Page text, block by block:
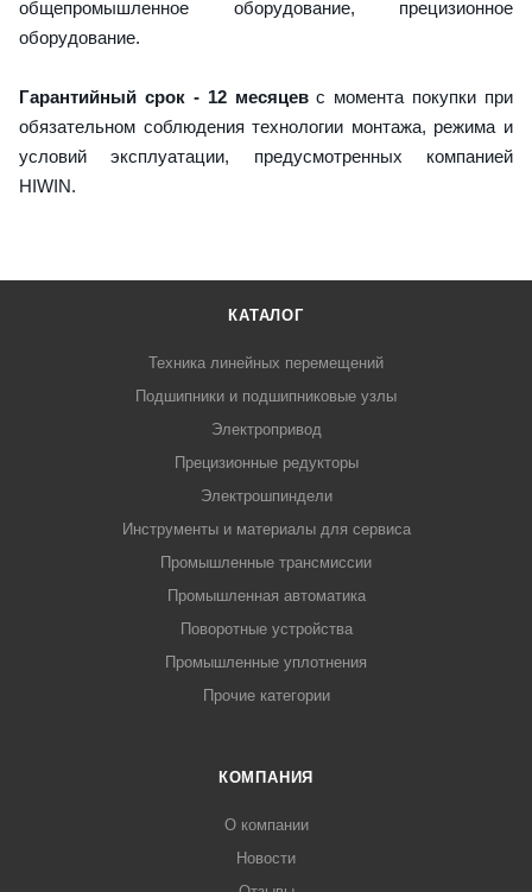
общепромышленное оборудование, прецизионное
оборудование.
Гарантийный срок - 12 месяцевс момента покупки при
обязательном соблюдения технологии монтажа, режима и
условий эксплуатации, предусмотренных компанией
HIWIN.
КАТАЛОГ
Техника линейных перемещений
Подшипники и подшипниковые узлы
Электропривод
Прецизионные редукторы
Электрошпиндели
Инструменты и материалы для сервиса
Промышленные трансмиссии
Промышленная автоматика
Поворотные устройства
Промышленные уплотнения
Прочие категории
КОМПАНИЯ
О компании
Новости